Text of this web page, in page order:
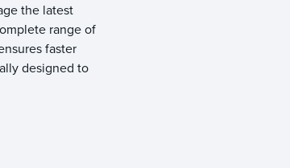
the latest
range of
faster
designed to